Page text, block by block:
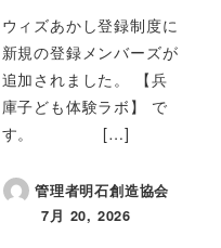
ウィズあかし登録制度に
新規の登録メンバーズが
追加されました。 【兵
庫子ども体験ラボ】 で
す。 […]
管理者明石創造協会
投稿日
7月 20, 2026